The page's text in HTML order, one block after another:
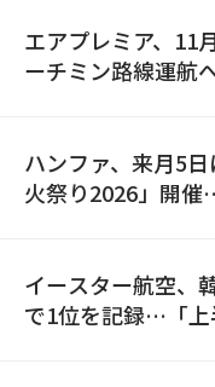
エアプレミア、11
ーチミン路線運航
ハンファ、来月5
火祭り2026」開
イースター航空、
で1位を記録…「上